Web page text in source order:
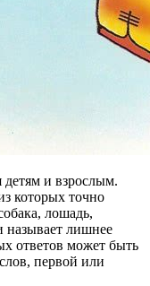
детям и взрослым.
которых точно
лошадь,
называет лишнее
ответов может быть
первой или